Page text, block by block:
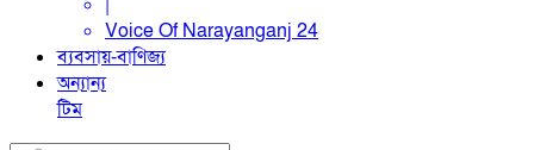
Voice Of Narayanganj 24
ব্যবসায়-বাণিজ্য
অন্যান্য
টিম